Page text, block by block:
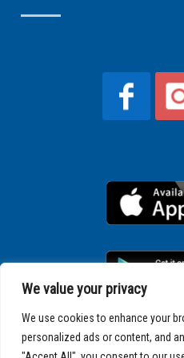
We value your privacy
We use cookies to enhance your
personalized ads or content, and
Copyright © 2025